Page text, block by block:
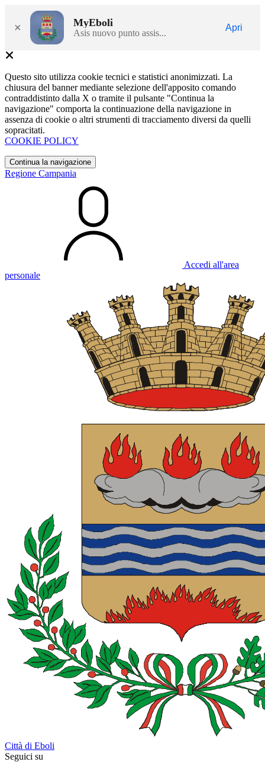
× MyEboli
Asis nuovo punto assis...
Apri
Questo sito utilizza cookie tecnici e statistici anonimizzati. La
chiusura del banner mediante selezione dell'apposito comando
contraddistinto dalla X o tramite il pulsante "Continua la
navigazione" comporta la continuazione della navigazione in
assenza di cookie o altri strumenti di tracciamento diversi da quelli
sopracitati.
COOKIE POLICY
Continua la navigazione
Regione Campania
Accedi all'area
personale
Città di Eboli
Seguici su